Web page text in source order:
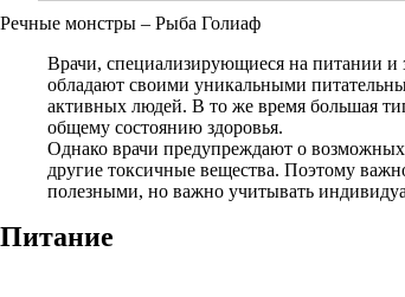
Речные монстры – Рыба Голиаф
Врачи, специализирующиеся на питании
обладают своими уникальными
активных людей. В то же время большая
общему состоянию здоровья.
Однако врачи предупреждают о возможных
другие токсичные вещества. Поэтому
полезными, но важно учитывать
Питание